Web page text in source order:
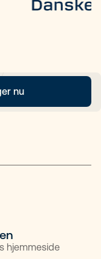
nu
hjemmeside